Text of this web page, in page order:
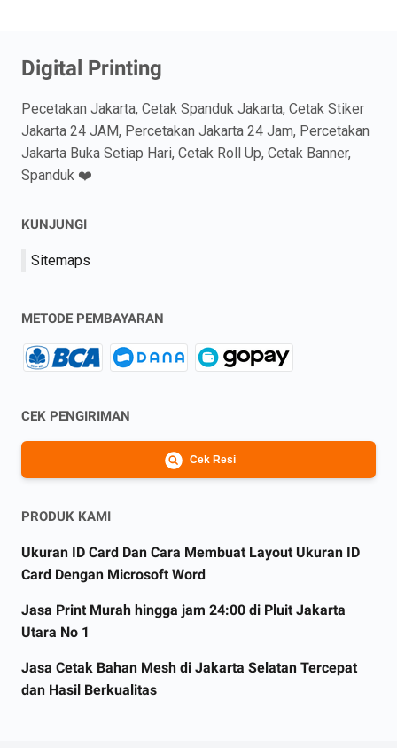
Digital Printing
Pecetakan Jakarta, Cetak Spanduk Jakarta, Cetak Stiker
Jakarta 24 JAM, Percetakan Jakarta 24 Jam, Percetakan
Jakarta Buka Setiap Hari, Cetak Roll Up, Cetak Banner,
Spanduk ❤️
KUNJUNGI
Sitemaps
METODE PEMBAYARAN
CEK PENGIRIMAN
Cek Resi
PRODUK KAMI
Ukuran ID Card Dan Cara Membuat Layout Ukuran ID
Card Dengan Microsoft Word
Jasa Print Murah hingga jam 24:00 di Pluit Jakarta
Utara No 1
Jasa Cetak Bahan Mesh di Jakarta Selatan Tercepat
dan Hasil Berkualitas